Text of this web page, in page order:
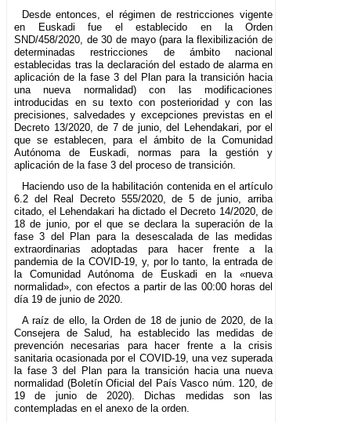
Desde entonces, el régimen de restricciones vigente
en Euskadi fue el establecido en la Orden
SND/458/2020, de 30 de mayo (para la flexibilización de
determinadas restricciones de ámbito nacional
establecidas tras la declaración del estado de alarma en
aplicación de la fase 3 del Plan para la transición hacia
una nueva normalidad) con las modificaciones
introducidas en su texto con posterioridad y con las
precisiones, salvedades y excepciones previstas en el
Decreto 13/2020, de 7 de junio, del Lehendakari, por el
que se establecen, para el ámbito de la Comunidad
Autónoma de Euskadi, normas para la gestión y
aplicación de la fase 3 del proceso de transición.
Haciendo uso de la habilitación contenida en el artículo
6.2 del Real Decreto 555/2020, de 5 de junio, arriba
citado, el Lehendakari ha dictado el Decreto 14/2020, de
18 de junio, por el que se declara la superación de la
fase 3 del Plan para la desescalada de las medidas
extraordinarias adoptadas para hacer frente a la
pandemia de la COVID-19, y, por lo tanto, la entrada de
la Comunidad Autónoma de Euskadi en la «nueva
normalidad», con efectos a partir de las 00:00 horas del
día 19 de junio de 2020.
A raíz de ello, la Orden de 18 de junio de 2020, de la
Consejera de Salud, ha establecido las medidas de
prevención necesarias para hacer frente a la crisis
sanitaria ocasionada por el COVID-19, una vez superada
la fase 3 del Plan para la transición hacia una nueva
normalidad (Boletín Oficial del País Vasco núm. 120, de
19 de junio de 2020). Dichas medidas son las
contempladas en el anexo de la orden.